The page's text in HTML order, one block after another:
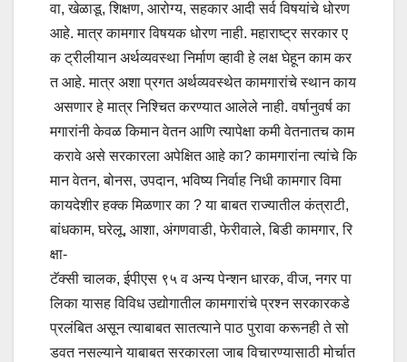
वा, खेळाडू, शिक्षण, आरोग्य, सहकार आदी सर्व विषयांचे धोरण
आहे. मात्र कामगार विषयक धोरण नाही. महाराष्ट्र सरकार ए
क ट्रीलीयान अर्थव्यवस्था निर्माण व्हावी हे लक्ष घेहून काम कर
त आहे. मात्र अशा प्रगत अर्थव्यवस्थेत कामगारांचे स्थान काय
असणार हे मात्र निश्चित करण्यात आलेले नाही. वर्षानुवर्ष का
मगारांनी केवळ किमान वेतन आणि त्यापेक्षा कमी वेतनातच काम
करावे असे सरकारला अपेक्षित आहे का? कामगारांना त्यांचे कि
मान वेतन, बोनस, उपदान, भविष्य निर्वाह निधी कामगार विमा
कायदेशीर हक्क मिळणार का ? या बाबत राज्यातील कंत्राटी,
बांधकाम, घरेलू, आशा, अंगणवाडी, फेरीवाले, बिडी कामगार, रि
क्षा-
टॅक्सी चालक, ईपीएस ९५ व अन्य पेन्शन धारक, वीज, नगर पा
लिका यासह विविध उद्योगातील कामगारांचे प्रश्न सरकारकडे
प्रलंबित असून त्याबाबत सातत्याने पाठ पुरावा करूनही ते सो
डवत नसल्याने याबाबत सरकारला जाब विचारण्यासाठी मोर्चात